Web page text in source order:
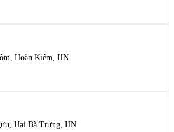
Hoàn Kiếm, HN
Hai Bà Trưng, HN